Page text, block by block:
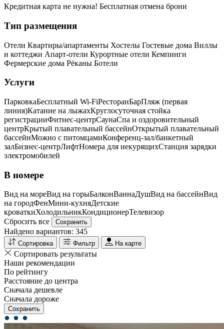
Кредитная карта не нужна! Бесплатная отмена брони
Тип размещения
Отели Квартиры/апартаменты Хостелы Гостевые дома Виллы
и коттеджи Апарт-отели Курортные отели Кемпинги
Фермерские дома Рёканы Ботели
Услуги
ПарковкаБесплатный Wi-FiРесторанБарПляж (первая
линия)Катание на лыжахКруглосуточная стойка
регистрацииФитнес-центрСаунаСпа и оздоровительный
центрКрытый плавательный бассейнОткрытый плавательный
бассейнМожно с питомцамиКонференц-зал/банкетный
залБизнес-центрЛифтНомера для некурящихCтанция зарядки
электромобилей
В номере
Вид на мореВид на горыБалконВаннаДушВид на бассейнВид
на городФенМини-кухняДетские
кроваткиХолодильникКондиционерТелевизор
Сбросить все
Сохранить
Найдено вариантов: 345
Сортировка Фильтр На карте
Сортировать результаты
Наши рекомендации
По рейтингу
Расстояние до центра
Сначала дешевле
Сначала дороже
Сохранить